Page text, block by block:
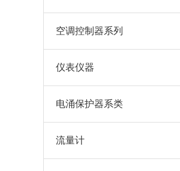
空调控制器系列
仪表仪器
电涌保护器系类
流量计